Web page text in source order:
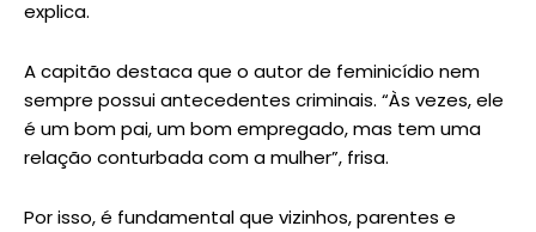
explica.
A capitão destaca que o autor de feminicídio nem
sempre possui antecedentes criminais. “Às vezes, ele
é um bom pai, um bom empregado, mas tem uma
relação conturbada com a mulher”, frisa.
Por isso, é fundamental que vizinhos, parentes e